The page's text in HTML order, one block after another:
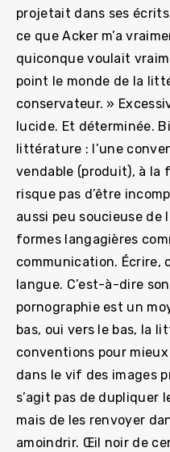
projetait dans ses
ce que Acker m’a
quiconque voulait
point le monde de la
conservateur. »
lucide. Et déterminée.
littérature : l’une
vendable (produit), à la
risque pas d’être
aussi peu soucieuse de
formes langagières
communication. Écrire,
langue. C’est-à-dire
pornographie est un
bas, oui vers le bas, la
conventions pour
dans le vif des images
s’agit pas de dupliquer
mais de les renvoyer
amoindrir. Œil noir de